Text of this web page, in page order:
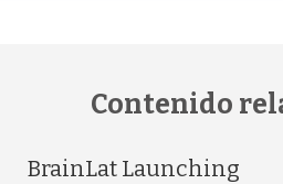
Contenido
BrainLat Launching